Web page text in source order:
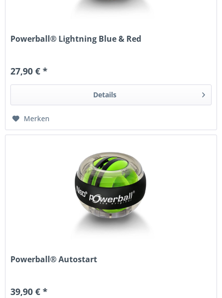
Powerball® Lightning Blue & Red
27,90 € *
Details
Merken
Powerball® Autostart
39,90 € *